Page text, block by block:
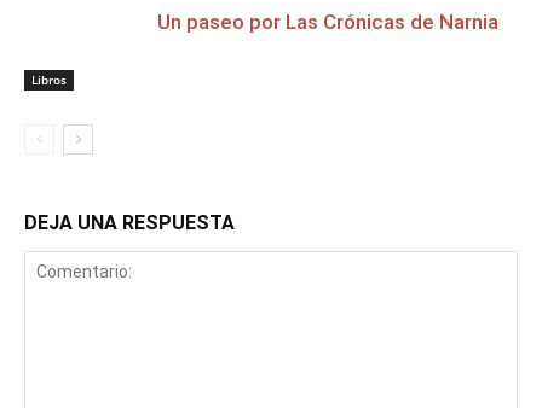
Libros
Un paseo por Las Crónicas de Narnia
DEJA UNA RESPUESTA